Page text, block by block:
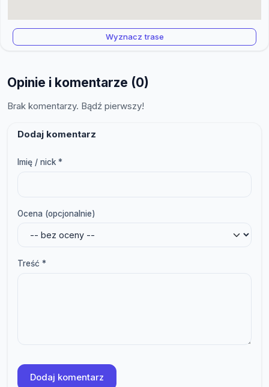
Wyznacz trase
Opinie i komentarze (0)
Brak komentarzy. Bądź pierwszy!
Dodaj komentarz
Imię / nick *
Ocena (opcjonalnie)
Treść *
Dodaj komentarz